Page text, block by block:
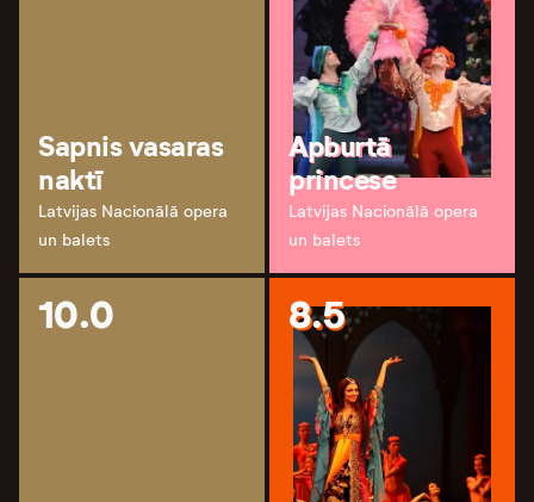
Sapnis vasaras
naktī
Latvijas Nacionālā opera
un balets
Apburtā
princese
Latvijas Nacionālā opera
un balets
10.0 8.5